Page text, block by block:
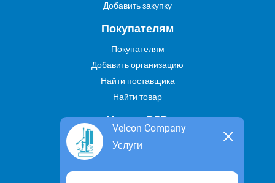
Velcon Company
Услуги
Добавить закупку
Покупателям
Покупателям
Добавить организацию
Найти поставщика
Найти товар
Услуги В2В
Найти услугу
Предложить свою услугу
Дропшиппинг